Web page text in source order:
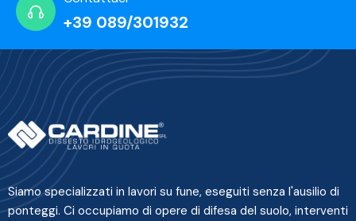
+39 089/301932
Siamo specializzati in lavori su fune, eseguiti senza l'ausilio di
ponteggi. Ci occupiamo di opere di difesa del suolo, interventi